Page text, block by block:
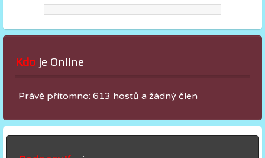
Kdo je Online
Právě přítomno: 613 hostů a žádný člen